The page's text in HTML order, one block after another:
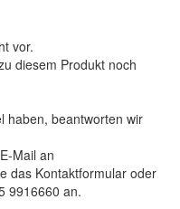
vor.
diesem Produkt noch
haben, beantworten wir
Mail an
das Kontaktformular oder
9916660 an.